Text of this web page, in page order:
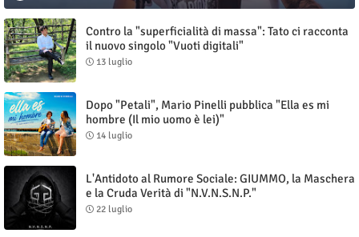
Contro la "superficialità di massa": Tato ci racconta
il nuovo singolo "Vuoti digitali"
13 luglio
Dopo "Petali", Mario Pinelli pubblica "Ella es mi
hombre (Il mio uomo è lei)"
14 luglio
L'Antidoto al Rumore Sociale: GIUMMO, la Maschera
e la Cruda Verità di "N.V.N.S.N.P."
22 luglio